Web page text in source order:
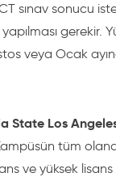
sınav sonucu
gerekir.
veya Ocak
State Los
tüm
ve yüksek